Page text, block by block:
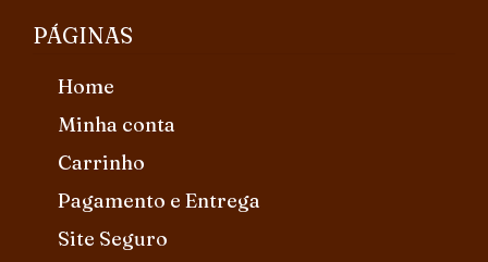
PÁGINAS
Home
Minha conta
Carrinho
Pagamento e Entrega
Site Seguro